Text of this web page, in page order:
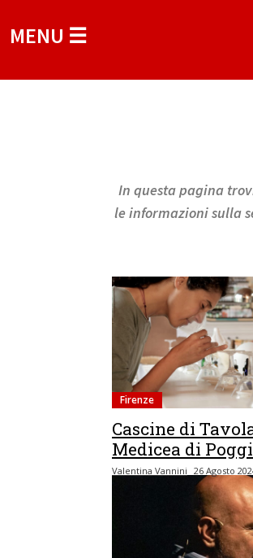
MENU ☰
In questa pagina
le informazioni sulla
Firenze
Cascine di
Medicea di
Valentina Vannini 26 Agosto